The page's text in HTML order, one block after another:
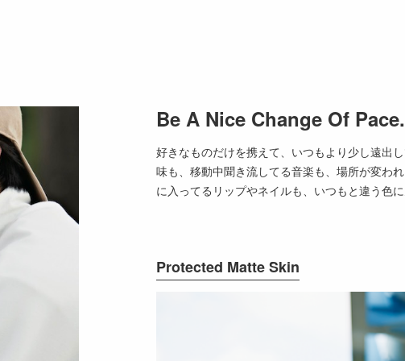
Be A Nice Change Of Pace.
好きなものだけを携えて、いつもより少し遠出
味も、移動中聞き流してる音楽も、場所が変わ
に入ってるリップやネイルも、いつもと違う色に
Protected Matte Skin